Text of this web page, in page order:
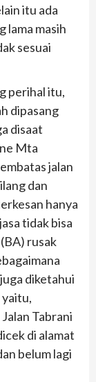
itu ada
lama masih
sesuai
perihal itu,
dipasang
disaat
Mta
jalan
dan
hanya
tidak bisa
rusak
diketahui
Tabrani
di alamat
belum lagi